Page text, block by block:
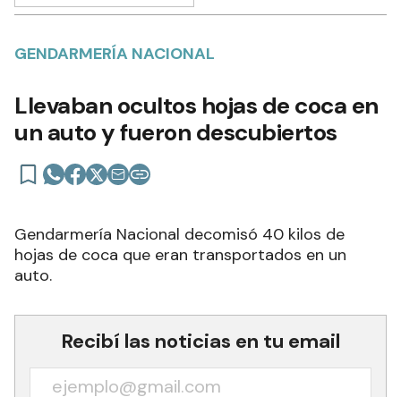
GENDARMERÍA NACIONAL
Llevaban ocultos hojas de coca en
un auto y fueron descubiertos
Gendarmería Nacional decomisó 40 kilos de
hojas de coca que eran transportados en un
auto.
Recibí las noticias en tu email